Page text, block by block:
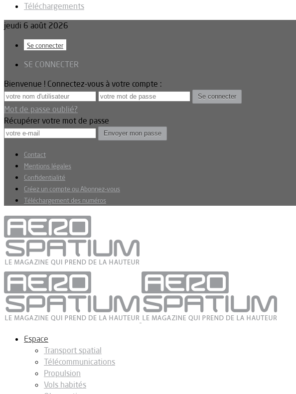
Téléchargements
jeudi 6 août 2026
Se connecter
SE CONNECTER
Bienvenue ! Connectez-vous à votre compte :
Mot de passe oublié?
Récupérer votre mot de passe
Contact
Mentions légales
Confidentialité
Créez un compte ou Abonnez-vous
Téléchargement des numéros
Espace
Transport spatial
Télécommunications
Propulsion
Vols habités